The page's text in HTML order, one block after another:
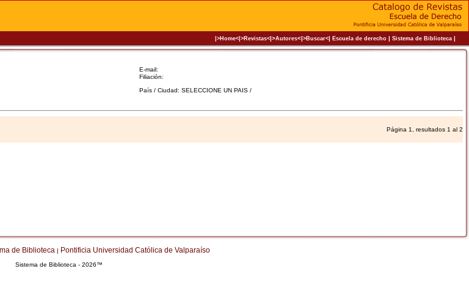
|>Home<|>Revistas<|>Autores<|>Buscar<|Escuela de derecho|Sistema de Biblioteca|
E-mail:
Filiación:
País / Ciudad: SELECCIONE UN PAIS /
Página 1, resultados 1 al 2
de Biblioteca | Pontificia Universidad Católica de Valparaíso
Sistema de Biblioteca - 2026™